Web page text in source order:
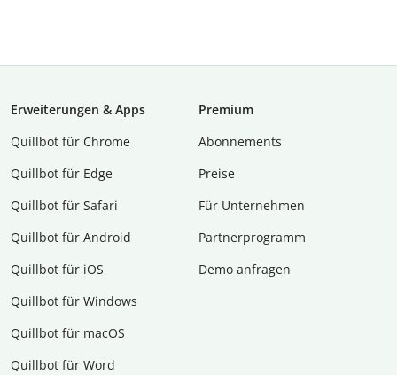
Erweiterungen & Apps
Quillbot für Chrome
Quillbot für Edge
Quillbot für Safari
Quillbot für Android
Quillbot für iOS
Quillbot für Windows
Quillbot für macOS
Quillbot für Word
Premium
Abon­ne­ments
Preise
Für Unternehmen
Partnerprogramm
Demo anfragen